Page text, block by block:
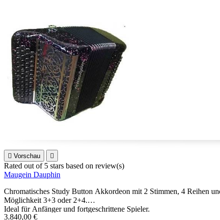
 Vorschau 
Rated out of 5 stars based on review(s)
Maugein Dauphin
Chromatisches Study Button Akkordeon mit 2 Stimmen, 4 Reihen
Möglichkeit 3+3 oder 2+4.
Ideal für Anfänger und fortgeschrittene Spieler.
3.840,00 €